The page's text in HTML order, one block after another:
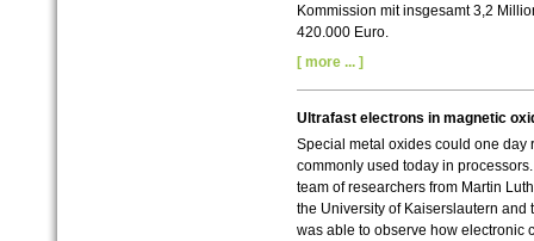
Kommission mit insgesamt 3,2
420.000 Euro.
[ more ... ]
Ultrafast electrons in magnetic
Special metal oxides could one day
commonly used today in
team of researchers from Martin
the University of Kaiserslautern
was able to observe how electronic